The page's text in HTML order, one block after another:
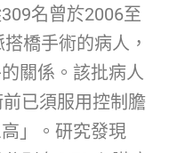
名曾於2006至
橋手術的病人，
關係。該批病人
已須服用控制膽
」。研究發現